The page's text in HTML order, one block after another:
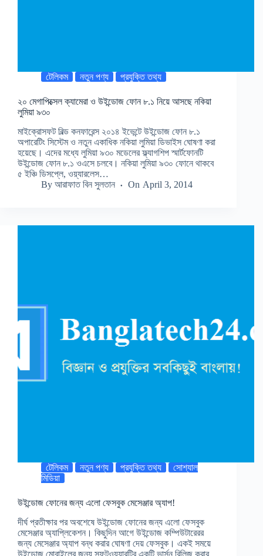
টেলিকম নতুন পণ্য প্রযুক্তি তথ্য
২০ মেগাপিক্সেল ক্যামেরা ও উইন্ডোজ ফোন ৮.১ নিয়ে আসছে নকিয়া
লুমিয়া ৯৩০
মাইক্রোসফট বিল্ড কনফারেন্স ২০১৪ ইভেন্টে উইন্ডোজ ফোন ৮.১
অপারেটিং সিস্টেম ও নতুন একাধিক নকিয়া লুমিয়া ডিভাইস ঘোষণা করা
হয়েছে। এদের মধ্যে লুমিয়া ৯৩০ মডেলের ফ্ল্যাগশিপ স্মার্টফোনটি
উইন্ডোজ ফোন ৮.১ ওএসে চলবে। নকিয়া লুমিয়া ৯৩০ ফোনে থাকবে
৫ ইঞ্চি ডিসপ্লে, ওয়্যারলেস…
By আরাফাত বিন সুলতান On April 3, 2014
টেলিকম নতুন পণ্য প্রযুক্তি তথ্য
সোশ্যাল
মিডিয়া
উইন্ডোজ ফোনের জন্য এলো ফেসবুক মেসেঞ্জার অ্যাপ!
দীর্ঘ প্রতীক্ষার পর অবশেষে উইন্ডোজ ফোনের জন্য এলো ফেসবুক
মেসেঞ্জার অ্যাপ্লিকেশন। কিছুদিন আগে উইন্ডোজ কম্পিউটারেরর
জন্য মেসেঞ্জার অ্যাপ বন্ধ করার ঘোষণা দেয় ফেসবুক। একই সময়ে
উইন্ডোজ মোবাইলের জন্য সফটওয়্যারটির একটি ভার্সন রিলিজ করার